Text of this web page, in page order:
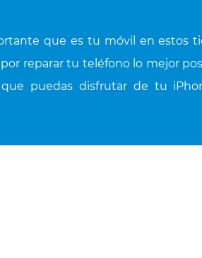
que es tu móvil en estos
reparar tu teléfono lo mejor
puedas disfrutar de tu